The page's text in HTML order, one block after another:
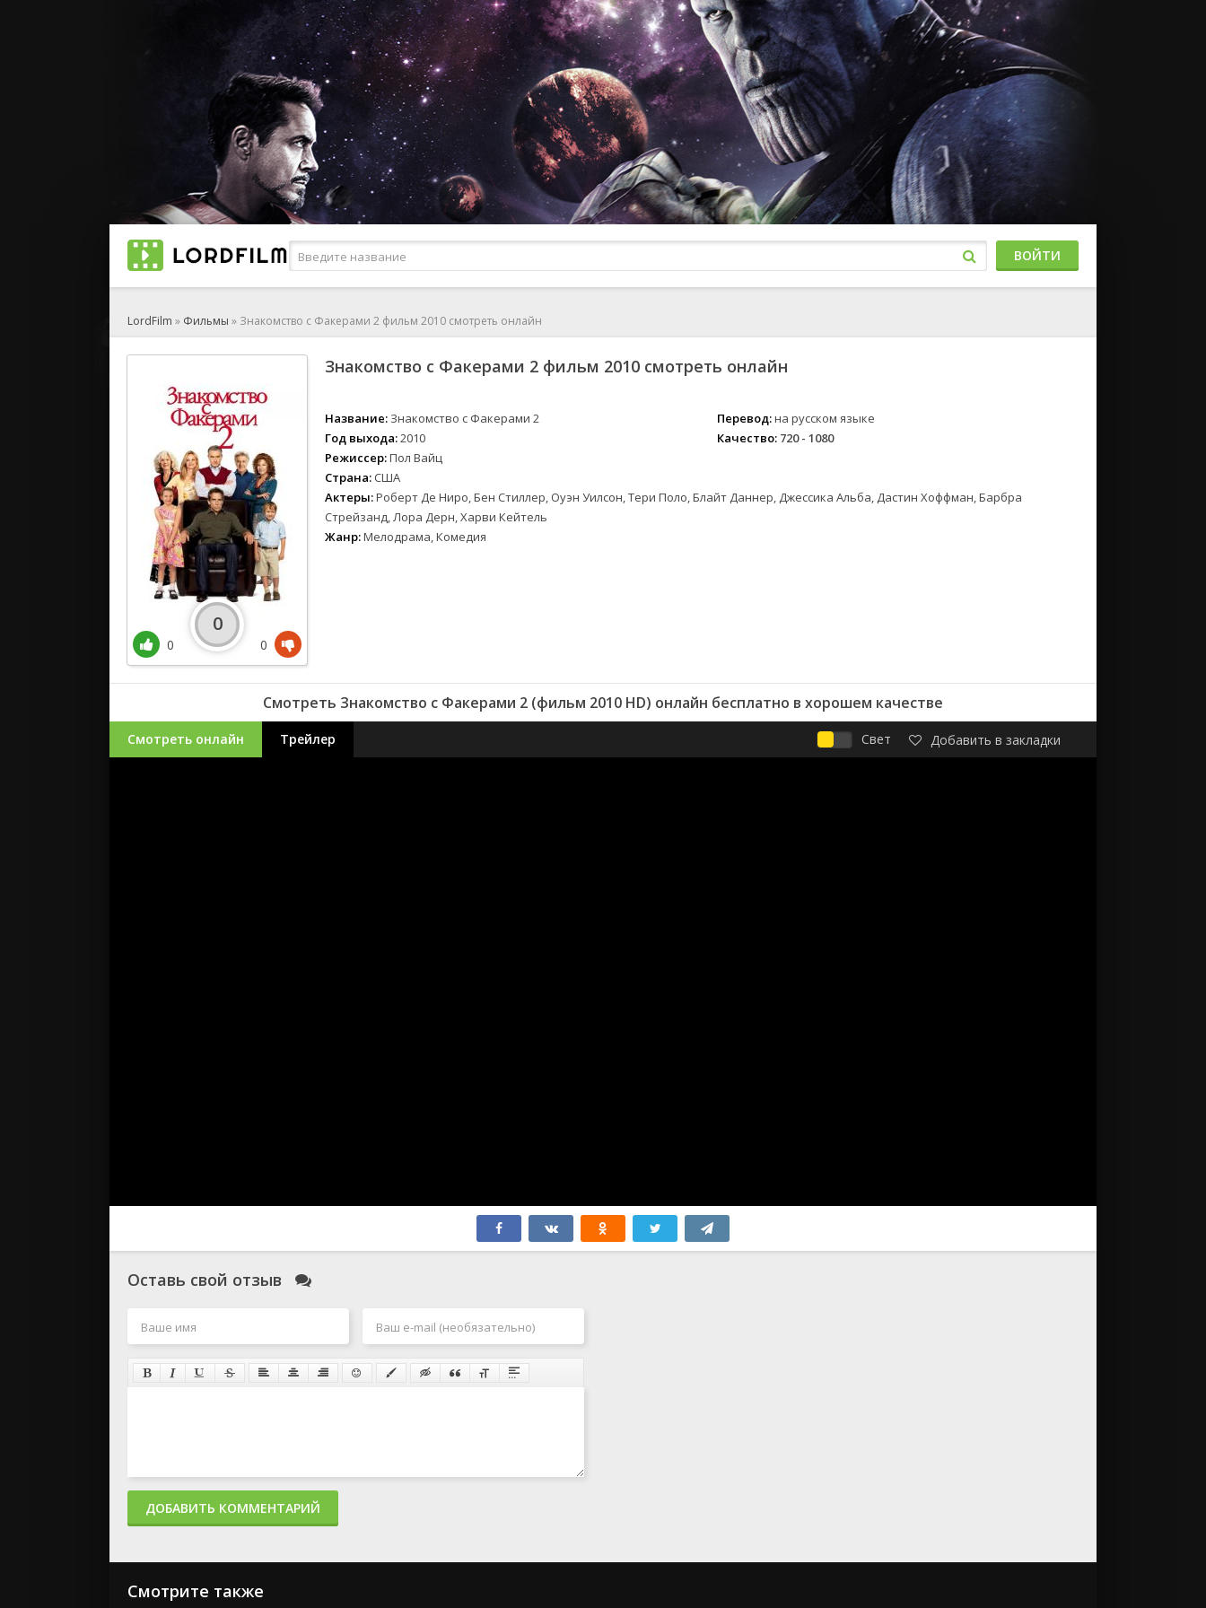
ВОЙТИ
LordFilm » Фильмы » Знакомство с Факерами 2 фильм 2010 смотреть онлайн
Знакомство с Факерами 2 фильм 2010 смотреть онлайн
Название: Знакомство с Факерами 2
Год выхода:2010
Режиссер:Пол Вайц
Страна: США
Перевод:на русском языке
Качество: 720 - 1080
Актеры:Роберт Де Ниро, Бен Стиллер, Оуэн Уилсон, Тери Поло, Блайт Даннер, Джессика Альба, Дастин Хоффман, Барбра
Стрейзанд, Лора Дерн, Харви Кейтель
Жанр:Мелодрама, Комедия
0
0
0
Смотреть Знакомство с Факерами 2 (фильм 2010 HD) онлайн бесплатно в хорошем качестве
Смотреть онлайн Трейлер Свет Добавить в закладки
Оставь свой отзыв
ДОБАВИТЬ КОММЕНТАРИЙ
Смотрите также